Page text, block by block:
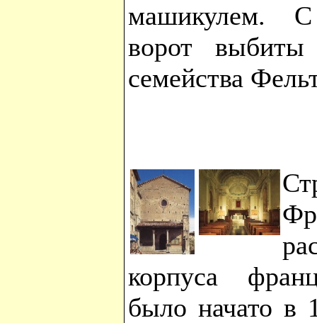
машикулем. С
ворот
семейства
корпуса
было начато в